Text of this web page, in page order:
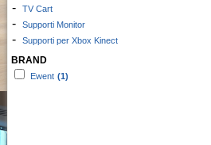
- TV Cart
- Supporti Monitor
- Supporti per Xbox Kinect
BRAND
Ewent (1)